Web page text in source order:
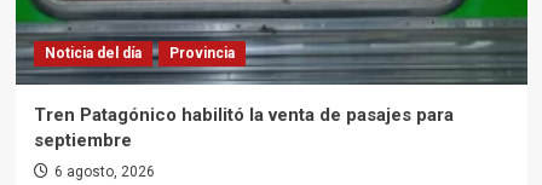
Noticia del día Provincia
Tren Patagónico habilitó la venta de pasajes para
septiembre
6 agosto, 2026